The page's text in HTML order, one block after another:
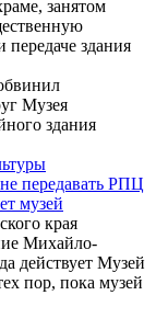
занятом
здания
Музея
здания
передавать РПЦ
музей
края
Михайло-
действует Музей
пор, пока музей